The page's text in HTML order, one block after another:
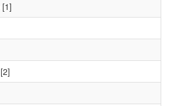
[1]
[2]